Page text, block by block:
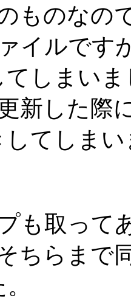
ものなの
イルです
てしまい
新した際
してしま
も取って
ちらまで